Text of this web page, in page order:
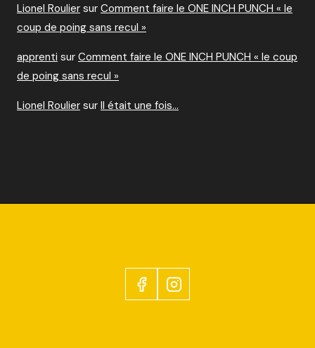
Lionel Roulier sur Comment faire le ONE INCH PUNCH « le
coup de poing sans recul »
apprenti sur Comment faire le ONE INCH PUNCH « le coup
de poing sans recul »
Lionel Roulier sur Il était une fois…